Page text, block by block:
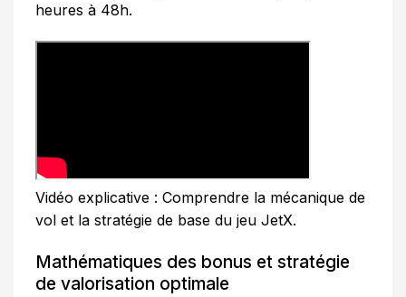
heures à 48h.
Vidéo explicative : Comprendre la mécanique de
vol et la stratégie de base du jeu JetX.
Mathématiques des bonus et stratégie
de valorisation optimale